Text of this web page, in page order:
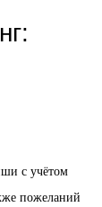
с учётом
пожеланий